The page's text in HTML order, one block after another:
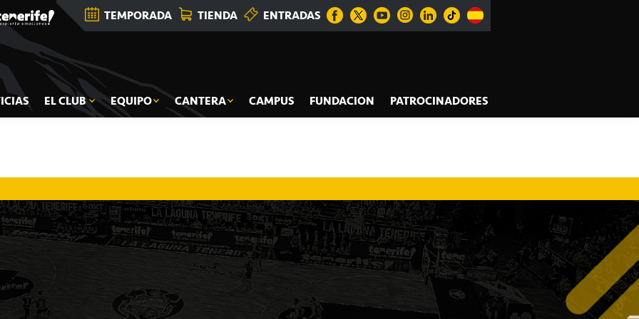
TEMPORADA TIENDA ENTRADAS
EL CLUB EQUIPO CANTERA CAMPUS FUNDACION
PATROCINADORES